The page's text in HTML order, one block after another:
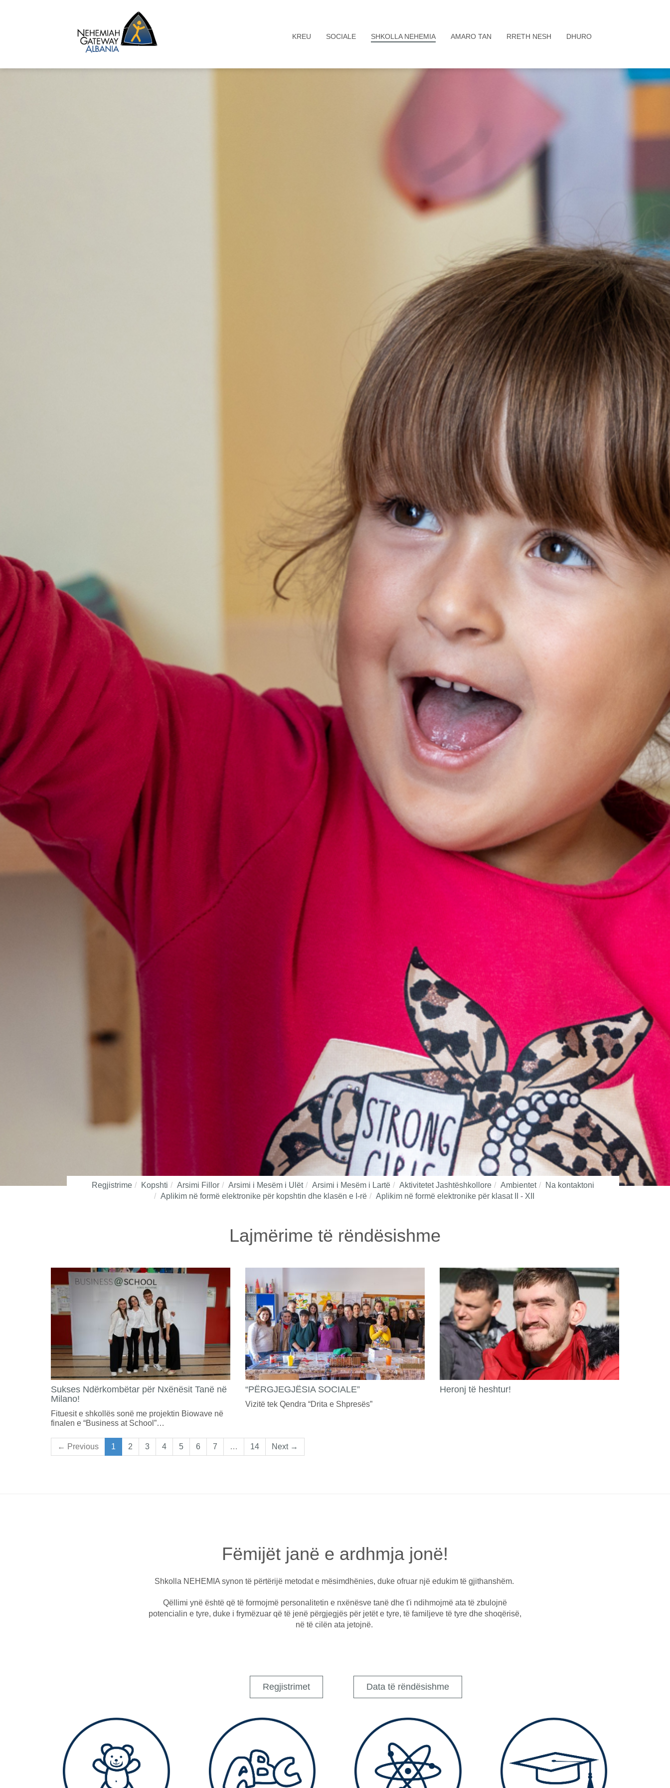
KREU SOCIALE SHKOLLA NEHEMIA AMARO TAN RRETH NESH DHURO
Regjistrime Kopshti Arsimi Fillor Arsimi i Mesëm i Ulët Arsimi i Mesëm i Lartë Aktivitetet Jashtëshkollore Ambientet
Na kontaktoni
Aplikim në formë elektronike për kopshtin dhe klasën e I-rë
Aplikim në formë elektronike për klasat II - XII
Lajmërime të rëndësishme
Sukses Ndërkombëtar për Nxënësit Tanë në
Milano!
Fituesit e shkollës sonë me projektin Biowave në
finalen e “Business at School”…
“PËRGJEGJËSIA SOCIALE”
Vizitë tek Qendra “Drita e Shpresës”
Heronj të heshtur!
← Previous 1 2 3 4 5 6 7 … 14 Next →
Fëmijët janë e ardhmja jonë!
Shkolla NEHEMIA synon të përtërijë metodat e mësimdhënies, duke ofruar një edukim të gjithanshëm.
Qëllimi ynë është që të formojmë personalitetin e nxënësve tanë dhe t'i ndihmojmë ata të zbulojnë
potencialin e tyre, duke i frymëzuar që të jenë përgjegjës për jetët e tyre, të familjeve të tyre dhe shoqërisë,
në të cilën ata jetojnë.
Regjistrimet Data të rëndësishme